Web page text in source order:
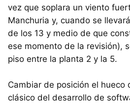
vez que soplara un viento
Manchuria y, cuando se
de los 13 y medio de que
ese momento de la revisión),
piso entre la planta 2 y la 5.
Cambiar de posición el hueco
clásico del desarrollo de